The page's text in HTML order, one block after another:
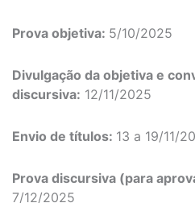
Prova objetiva: 5/10/2025
Divulgação da objetiva e
discursiva: 12/11/2025
Envio de títulos: 13 a 19/11/
Prova discursiva (para
7/12/2025